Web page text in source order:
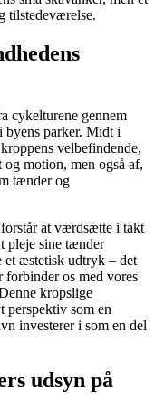
tilstedeværelse.
cykelturene gennem
byens parker. Midt i
velbefindende,
motion, men også af,
tænder og
at værdsætte i takt
pleje sine tænder
et æstetisk udtryk – det
forbinder os med vores
kropslige
perspektiv som en
investerer i som en del
udsyn på